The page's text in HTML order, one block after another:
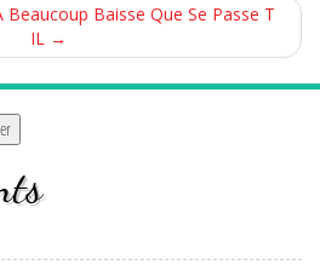
Baisse Que Se Passe T
IL →